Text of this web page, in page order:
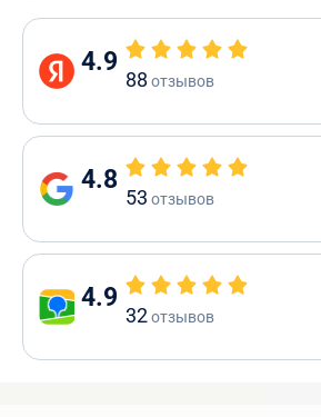
4.9
88 отзывов
4.8
53 отзывов
4.9
32отзывов